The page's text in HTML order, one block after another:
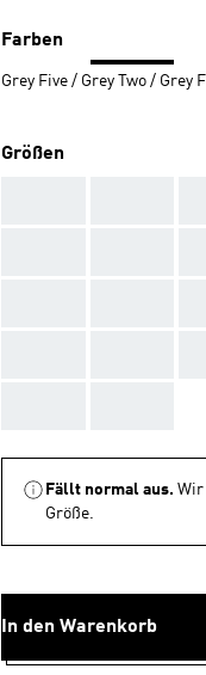
Farben
Grey Five / Grey Two / Grey
Größen
Fällt normal aus. Wir
Größe.
In den Warenkorb